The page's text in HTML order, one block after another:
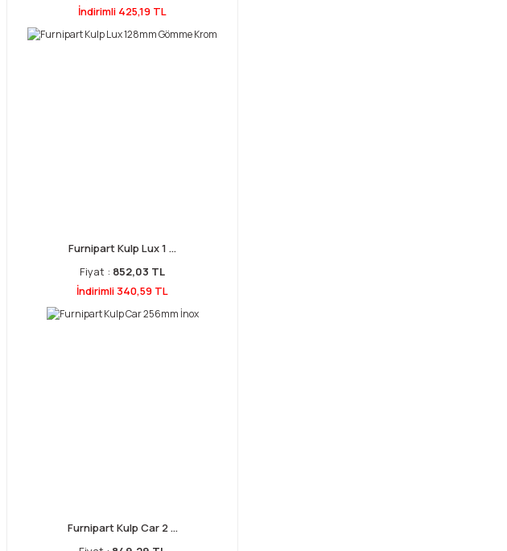
İndirimli 425,19 TL
Furnipart Kulp Lux 1 ...
Fiyat : 852,03 TL
İndirimli 340,59 TL
Furnipart Kulp Car 2 ...